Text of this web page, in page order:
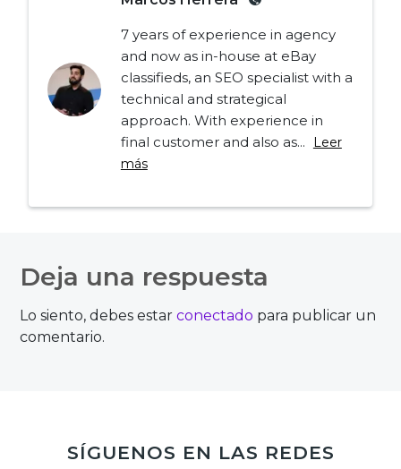
7 years of experience in agency
and now as in-house at eBay
classifieds, an SEO specialist with a
technical and strategical
approach. With experience in
final customer and also as...
Leer
más
de
entradas
Deja una respuesta
Lo siento, debes estarconectado para publicar un
comentario.
SÍGUENOS EN LAS REDES